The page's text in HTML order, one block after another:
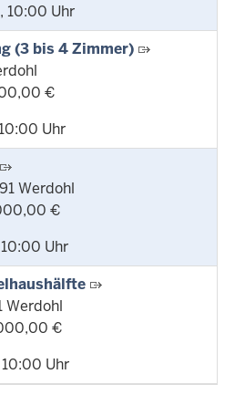
10:00 Uhr
(3 bis 4 Zimmer)
€
Uhr
Werdohl
€
Uhr
Werdohl
€
Uhr